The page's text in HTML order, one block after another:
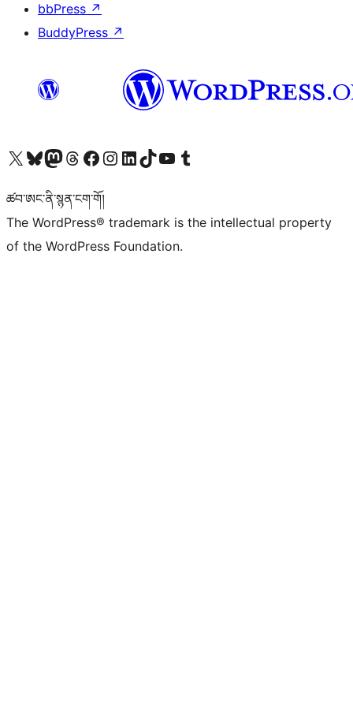
bbPress ↗
BuddyPress ↗
Visit our X (formerly Twitter) account
Visit our Bluesky account
Visit our Mastodon account
Visit our Threads account
Visit our Facebook page
Visit our Instagram account
Visit our LinkedIn account
Visit our TikTok account
Visit our YouTube channel
Visit our Tumblr account
ཚབ་ཨང་ནི་སྙན་ངག་གོ།
The WordPress® trademark is the intellectual property
of the WordPress Foundation.